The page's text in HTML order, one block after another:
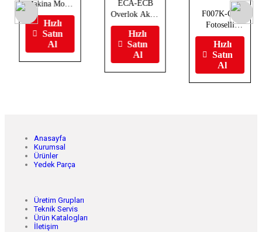
Makina Motor
Çeşitleri
Hızlı
Satın
Al
ECA-ECB
Overlok Akıllı
İplik Kesme
Sistemleri
Hızlı
Satın
Al
F007K-QC
Fotoselli
Otomatik Bant
Biye Kesme
Sistemi
Hızlı
Satın
Al
Anasayfa
Kurumsal
Ürünler
Yedek Parça
Üretim Grupları
Teknik Servis
Ürün Katalogları
İletişim